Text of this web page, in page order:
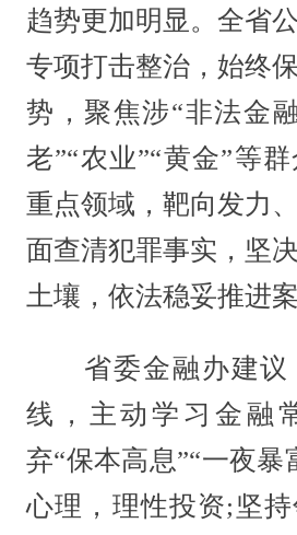
趋势更加明显。全省
专项打击整治，始终
势，聚焦涉“非法金
老”“农业”“黄金”等
重点领域，靶向发力
面查清犯罪事实，坚
土壤，依法稳妥推进案
省委金融办建议
线，主动学习金融
弃“保本高息”“一夜暴
心理，理性投资;坚